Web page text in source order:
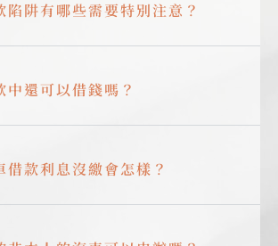
陷阱有哪些需要特別注意？
中還可以借錢嗎？
借款利息沒繳會怎樣？